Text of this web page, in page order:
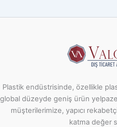
Plastik endüstrisinde, özellikle
global düzeyde geniş ürün
müşterilerimize, yapıcı
katma değer